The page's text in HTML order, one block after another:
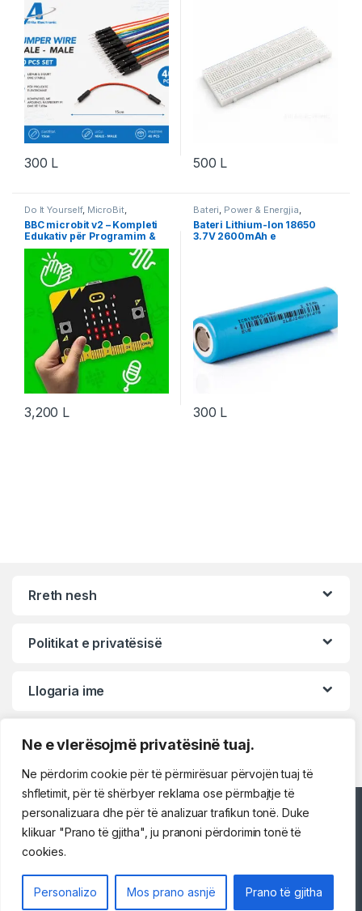
Ne e vlerësojmë privatësinë tuaj.
Ne përdorim cookie për të përmirësuar përvojën tuaj të
shfletimit, për të shërbyer reklama ose përmbajtje të
personalizuara dhe për të analizuar trafikun tonë. Duke
klikuar "Prano të gjitha", ju pranoni përdorimin tonë të
cookies.
Personalizo Mos prano asnjë Prano të gjitha
300 L 500 L
Do It Yourself, MicroBit,
Microcontroller Projekte &
Starter Kit,Robotika
BBC microbit v2 – Kompleti
Edukativ për Programim &
Robotikë
3,200 L
Bateri, Power & Energjia,
Robotika
Bateri Lithium-Ion 18650
3.7V 2600mAh e
300 L
Rreth nesh
Politikat e privatësisë
Llogaria ime
069 73 48 717
Përshëndetje!